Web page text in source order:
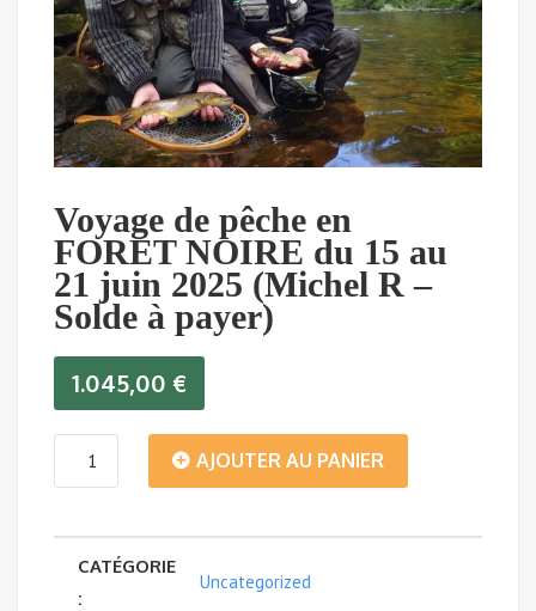
Voyage de pêche en
FORET NOIRE du 15 au
21 juin 2025 (Michel R –
Solde à payer)
1.045,00 €
quantité
Voyage
AJOUTER AU PANIER
CATÉGORIE
:
Uncategorized